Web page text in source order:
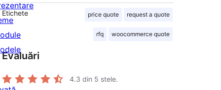
Etichete price quote request a quote
rfq woocommerce quote
Evaluări
4.3 din 5 stele.